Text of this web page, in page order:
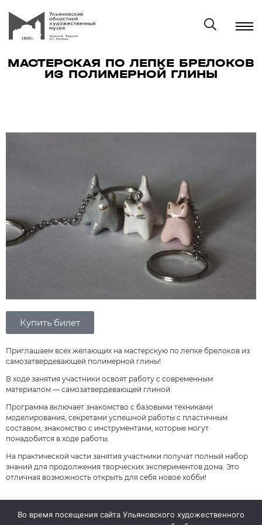
МАСТЕРСКАЯ ПО ЛЕПКЕ БРЕЛОКОВ
ИЗ ПОЛИМЕРНОЙ ГЛИНЫ
Купить билет
Приглашаем всех желающих на мастерскую по лепке брелоков из
самозатвердевающей полимерной глины!
В ходе занятия участники освоят работу с современным
материалом — самозатвердевающей глиной.
Программа включает знакомство с базовыми техниками
моделирования, секретами успешной работы с пластичным
составом, знакомство с инструментами, которые могут
понадобится в ходе работы.
На практической части занятия участники получат полный набор
знаний для продолжения творческих экспериментов дома. Это
отличная возможность открыть для себя новое хобби!
Во время посещения сайта Ульяновского художественного